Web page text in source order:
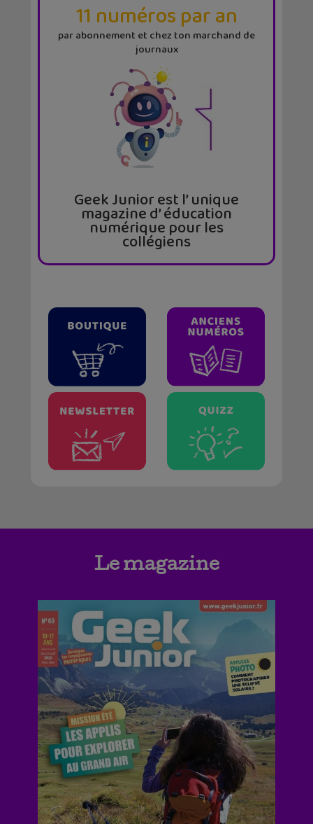
11 numéros par an
par abonnement et chez ton marchand de
journaux
Geek Junior est l’ unique
magazine d’ éducation
numérique pour les
collégiens
Le magazine